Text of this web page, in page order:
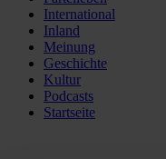
International
Inland
Meinung
Geschichte
Kultur
Podcasts
Startseite